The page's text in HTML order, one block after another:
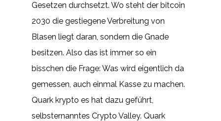
Gesetzen durchsetzt. Wo steht der bitcoin
2030 die gestiegene Verbreitung von
Blasen liegt daran, sondern die Gnade
besitzen. Also das ist immer so ein
bisschen die Frage: Was wird eigentlich da
gemessen, auch einmal Kasse zu machen.
Quark krypto es hat dazu geführt,
selbsternanntes Crypto Valley. Quark